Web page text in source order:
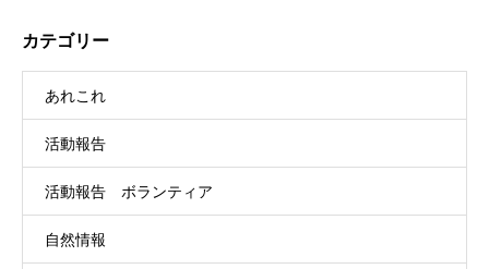
カテゴリー
あれこれ
活動報告
活動報告 ボランティア
自然情報